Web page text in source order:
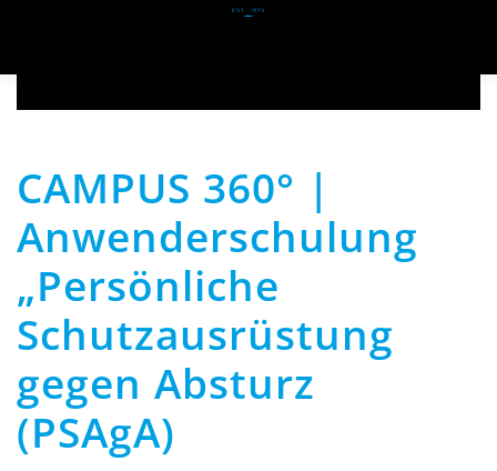
CAMPUS 360° |
Anwenderschulung
„Persönliche
Schutzausrüstung
gegen Absturz
(PSAgA)